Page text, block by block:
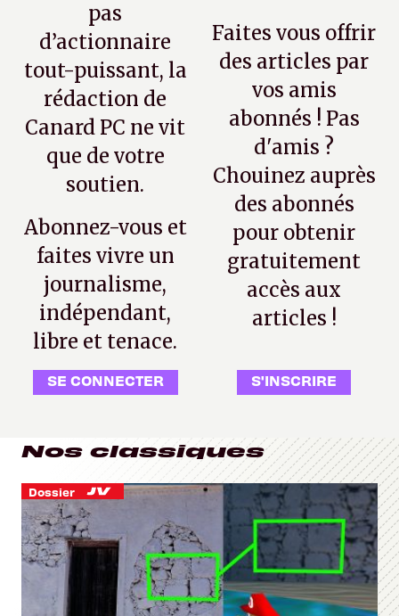
pas
d’actionnaire
tout-puissant, la
rédaction de
Canard PC ne vit
que de votre
soutien.
Abonnez-vous et
faites vivre un
journalisme,
indépendant,
libre et tenace.
SE CONNECTER
Faites vous offrir
des articles par
vos amis
abonnés ! Pas
d'amis ?
Chouinez auprès
des abonnés
pour obtenir
gratuitement
accès aux
articles !
S'INSCRIRE
Nos classiques
Dossier